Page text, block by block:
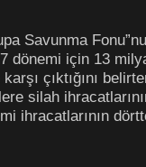
Savunma
dönemi için 13
çıktığını
silah